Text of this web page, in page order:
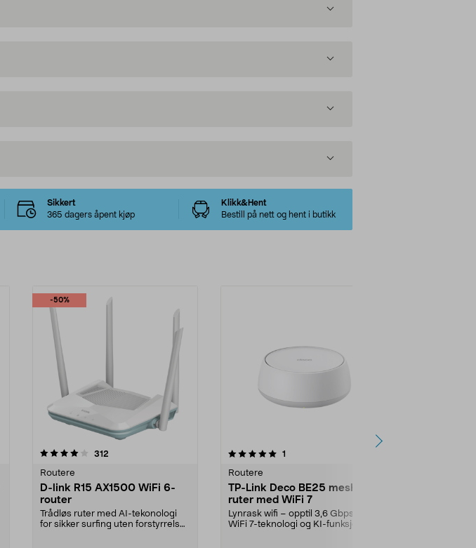
Sikkert
365 dagers åpent kjøp
Klikk&Hent
Bestill på nett og hent i butikk
-50%
312
Routere
D-link R15 AX1500 WiFi 6-
router
Trådløs ruter med AI-tekonologi
for sikker surfing uten forstyrrelser.
5.0 av 5 stjerner 1
Routere
TP-Link Deco BE25 mesh-
ruter med WiFi 7
Lynrask wifi – opptil 3,6 Gbps med
WiFi 7-teknologi og KI-funksjon.
4.5 av 5 stjerner